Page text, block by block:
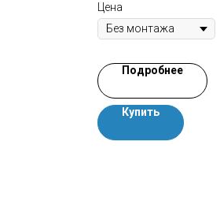
Цена
Подробнее
Купить